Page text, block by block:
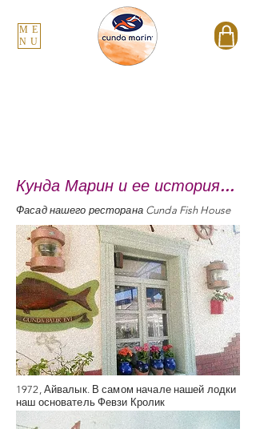
ME
NU
Кунда Марин и ее история...
Фасад нашего ресторана Cunda Fish House
1972, Айвалык. В самом начале нашей лодки
наш основатель Февзи Кролик